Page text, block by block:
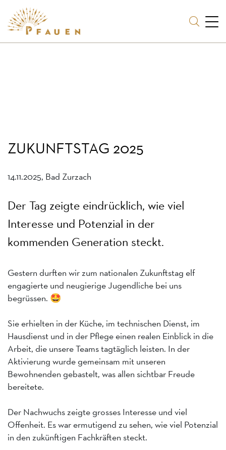
ZUKUNFTSTAG 2025
14.11.2025, Bad Zurzach
Der Tag zeigte eindrücklich, wie viel
Interesse und Potenzial in der
kommenden Generation steckt.
Gestern durften wir zum nationalen Zukunftstag elf
engagierte und neugierige Jugendliche bei uns
begrüssen. 🤩
Sie erhielten in der Küche, im technischen Dienst, im
Hausdienst und in der Pflege einen realen Einblick in die
Arbeit, die unsere Teams tagtäglich leisten. In der
Aktivierung wurde gemeinsam mit unseren
Bewohnenden gebastelt, was allen sichtbar Freude
bereitete.
Der Nachwuchs zeigte grosses Interesse und viel
Offenheit. Es war ermutigend zu sehen, wie viel Potenzial
in den zukünftigen Fachkräften steckt.